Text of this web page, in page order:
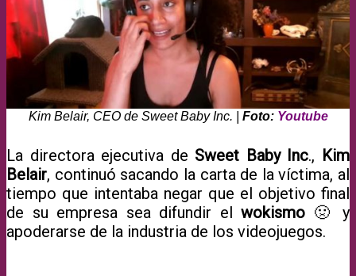
Kim Belair, CEO de Sweet Baby Inc. | Foto: Youtube
La directora ejecutiva de Sweet Baby Inc., Kim
Belair, continuó sacando la carta de la víctima, al
tiempo que intentaba negar que el objetivo final
de su empresa sea difundir elwokismo 🤢 y
apoderarse de la industria de los videojuegos.